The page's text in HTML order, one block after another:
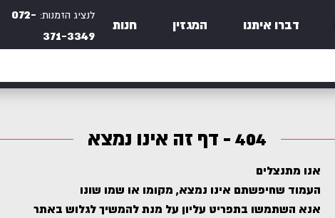
דברו איתנו המגזין חנות
לנציג הזמנות: 072-
371-3349
404 - דף זה אינו נמצא
אנו מתנצלים
העמוד שחיפשתם אינו נמצא, מקומו או שמו שונו
אנא השתמשו בתפריט עליון על מנת להמשיך לגלוש באתר